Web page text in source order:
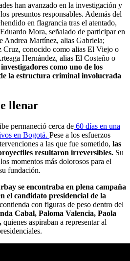
han avanzado en la investigación y
presuntos responsables. Además del
en flagrancia tras el atentado,
Mora, señalado de participar en
Andrea Martínez, alias Gabriela;
Cruz, conocido como alias El Viejo o
Hernández, alias El Costeño o
como uno de los
la estructura criminal involucrada
llenar
permaneció cerca de 60 días en una
en Bogotá. Pese a los esfuerzos
a las que fue sometido, las
resultaron irreversibles. Su
momentos más dolorosos para el
fundación.
se encontraba en plena campaña
el candidato presidencial de la
con figuras de peso dentro del
Cabal, Paloma Valencia, Paola
quienes aspiraban a representar al